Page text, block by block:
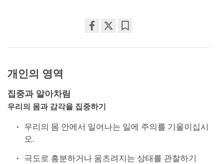
on
개인의 영역
집중과 알아차림
우리의 몸과 감각을 집중하기
우리의 몸 안에서 일어나는 일에 주의를 기울이십시
오.
극도로 흥분하거나 움츠려지는 상태를 관찰하기